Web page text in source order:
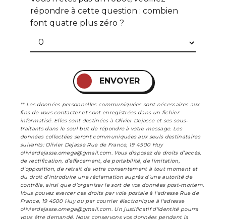
répondre à cette question : combien
font quatre plus zéro ?
ENVOYER
** Les données personnelles communiquées sont nécessaires aux
fins de vous contacter et sont enregistrées dans un fichier
informatisé. Elles sont destinées à Olivier Dejasse et ses sous-
traitants dans le seul but de répondre à votre message. Les
données collectées seront communiquées aux seuls destinataires
suivants: Olivier Dejasse Rue de France, 19 4500 Huy
olivierdejasse.omega@gmail.com. Vous disposez de droits d’accès,
de rectification, d’effacement, de portabilité, de limitation,
d’opposition, de retrait de votre consentement à tout moment et
du droit d’introduire une réclamation auprès d’une autorité de
contrôle, ainsi que d’organiser le sort de vos données post-mortem.
Vous pouvez exercer ces droits par voie postale à l'adresse Rue de
France, 19 4500 Huy ou par courrier électronique à l'adresse
olivierdejasse.omega@gmail.com. Un justificatif d'identité pourra
vous être demandé. Nous conservons vos données pendant la